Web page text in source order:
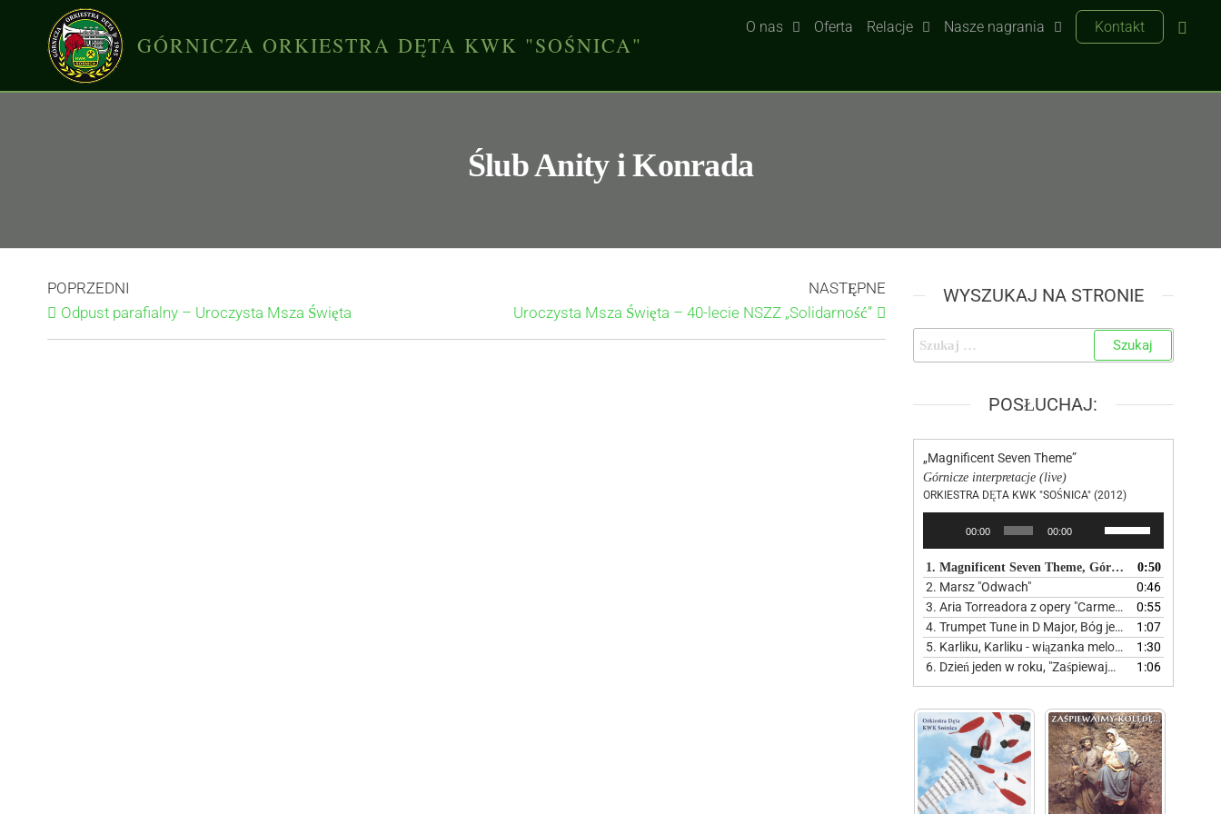
GÓRNICZA ORKIESTRA DĘTA KWK "SOŚNICA"
Kontakt
O nas Oferta Relacje Nasze nagrania
Ślub Anity i Konrada
POPRZEDNI
Odpust parafialny – Uroczysta Msza Święta
NASTĘPNE
Uroczysta Msza Święta – 40-lecie NSZZ „Solidarność”
WYSZUKAJ NA STRONIE
POSŁUCHAJ:
„Magnificent Seven Theme”
Górnicze interpretacje (live)
ORKIESTRA DĘTA KWK "SOŚNICA" (2012)
00:00 00:00
góry
oraz
do
dołu
aby
zwiększyć
zmniejszyć
głośność.
1. Magnificent Seven Theme, Górnicze interpretacje 0:50
2. Marsz "Odwach"
0:46
3. Aria Torreadora z opery "Carmen" - Od marsza do klasyki
0:55
4. Trumpet Tune in D Major, Bóg jest miłością
1:07
5. Karliku, Karliku - wiązanka melodii śląskich
1:30
6. Dzień jeden w roku, "Zaśpiewajmy kolędę"
1:06